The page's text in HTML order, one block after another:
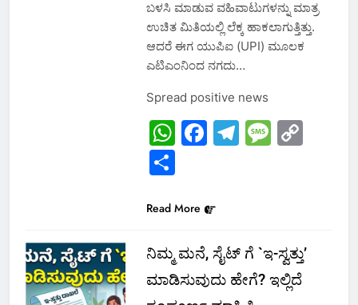
ಬಳಸಿ ಮಾಡುವ ವಹಿವಾಟುಗಳನ್ನು ಮಾತ್ರ
ಉಚಿತ ಮಿತಿಯಲ್ಲಿ ಲೆಕ್ಕ ಹಾಕಲಾಗುತ್ತಿತ್ತು.
ಆದರೆ ಈಗ ಯುಪಿಐ (UPI) ಮೂಲಕ
ಎಟಿಎಂನಿಂದ ನಗದು…
Spread positive news
WhatsApp
Facebook
Telegram
Share
Read More
ನಿಮ್ಮ ಮನೆ, ಸೈಟ್‌ ಗೆ `ಇ-ಸ್ವತ್ತು’
ಮಾಡಿಸುವುದು ಹೇಗೆ? ಇಲ್ಲಿದೆ